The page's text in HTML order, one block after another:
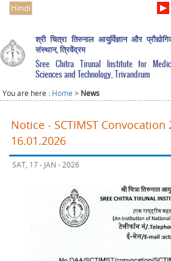
Hindi
श्री चित्रा तिरुनाल आयुर्विज्ञान और
संस्थान, त्रिवेंद्रम
Sree Chitra Tirunal Institute for
Sciences and Technology, Trivandrum
You are here : Home > News
Notice - SCTIMST Convocation
16.01.2026
SAT, 17 - JAN - 2026